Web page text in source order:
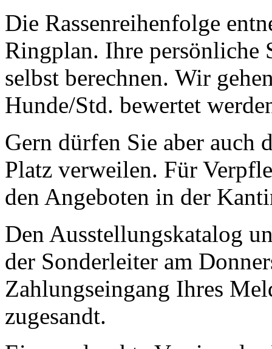
Die Rassenreihenfolge
Ringplan. Ihre persönliche
selbst berechnen. Wir
Hunde/Std. bewertet
Gern dürfen Sie aber auch
Platz verweilen. Für
den Angeboten in der
Den Ausstellungskatalog
der Sonderleiter am
Zahlungseingang Ihres
zugesandt.